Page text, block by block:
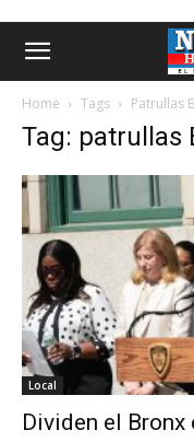
Home Tags Patrullas
Tag: patrullas
Local
Dividen el